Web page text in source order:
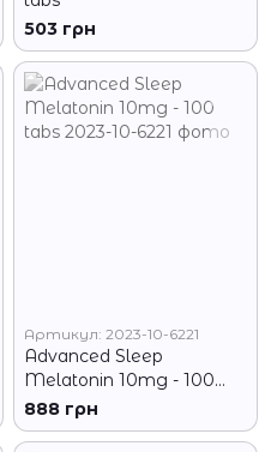
503 грн
Артикул: 2023-10-6221
Advanced Sleep
Melatonin 10mg - 100
tabs
888 грн